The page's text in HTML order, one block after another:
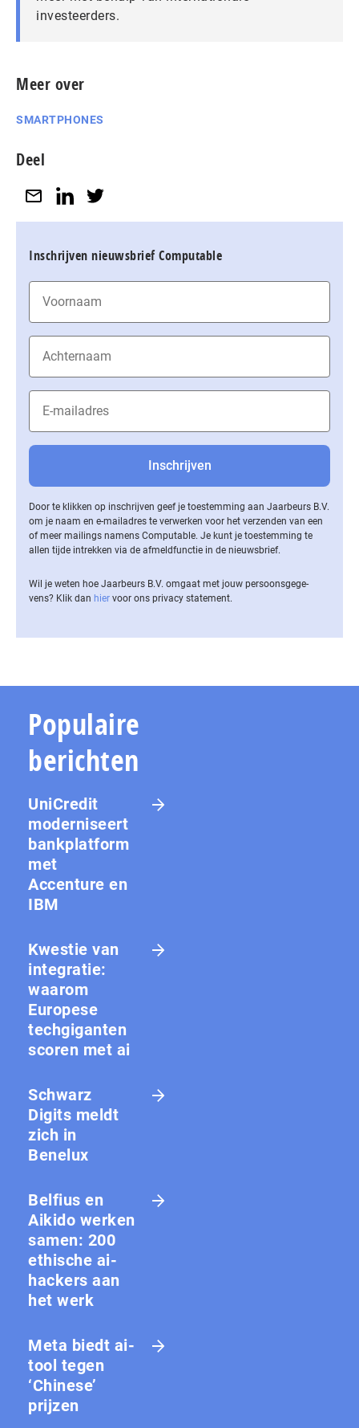
investeerders.
Meer over
SMARTPHONES
Deel
Inschrijven nieuwsbrief Computable
Door te klikken op inschrijven geef je toestemming aan Jaarbeurs B.V.
om je naam en e-mailadres te verwerken voor het verzenden van een
of meer mailings namens Computable. Je kunt je toestemming te
allen tijde intrekken via de af­meld­func­tie in de nieuwsbrief.
Wil je weten hoe Jaarbeurs B.V. omgaat met jouw per­soons­ge­ge­
vens? Klik dan hier voor ons privacy statement.
Populaire
berichten
UniCredit
moderniseert
bankplatform
met
Accenture en
IBM
Kwestie van
integratie:
waarom
Europese
techgiganten
scoren met ai
Schwarz
Digits meldt
zich in
Benelux
Belfius en
Aikido werken
samen: 200
ethische ai-
hackers aan
het werk
Meta biedt ai-
tool tegen
‘Chinese’
prijzen